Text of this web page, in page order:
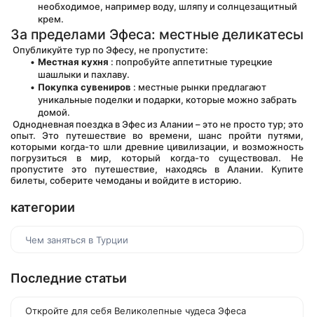
необходимое, например воду, шляпу и солнцезащитный
крем.
За пределами Эфеса: местные деликатесы
Опубликуйте тур по Эфесу, не пропустите:
Местная кухня : попробуйте аппетитные турецкие
шашлыки и пахлаву.
Покупка сувениров : местные рынки предлагают
уникальные поделки и подарки, которые можно забрать
домой.
опыт. Это путешествие во времени, шанс пройти путями,
которыми когда-то шли древние цивилизации, и возможность
погрузиться в мир, который когда-то существовал. Не
пропустите это путешествие, находясь в Алании. Купите
билеты, соберите чемоданы и войдите в историю.
категории
Чем заняться в Турции
Последние статьи
Откройте для себя Великолепные чудеса Эфеса